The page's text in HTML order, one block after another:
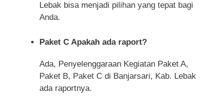
Lebak bisa menjadi pilihan yang tepat bagi
Anda.
Paket C Apakah ada raport?
Ada, Penyelenggaraan Kegiatan Paket A,
Paket B, Paket C di Banjarsari, Kab. Lebak
ada raportnya.